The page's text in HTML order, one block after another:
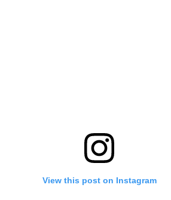
View this post on Instagram